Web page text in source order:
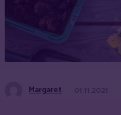
Margaret